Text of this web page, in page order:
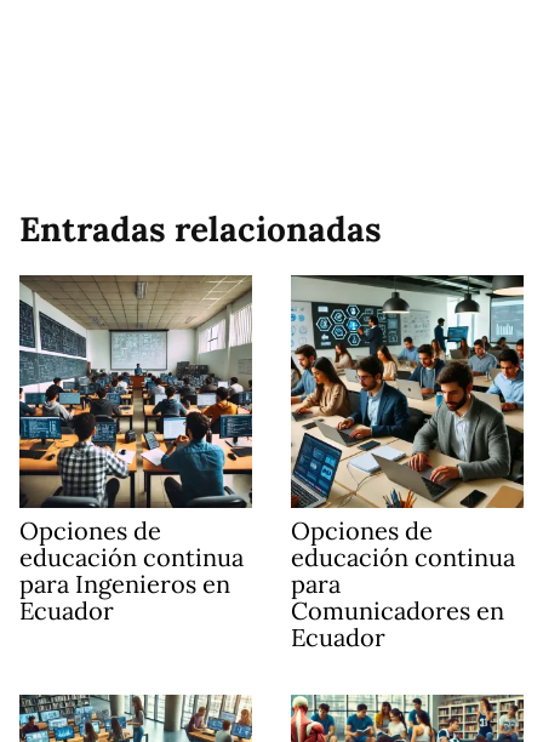
Entradas relacionadas
Opciones de
educación continua
para Ingenieros en
Ecuador
Opciones de
educación continua
para
Comunicadores en
Ecuador